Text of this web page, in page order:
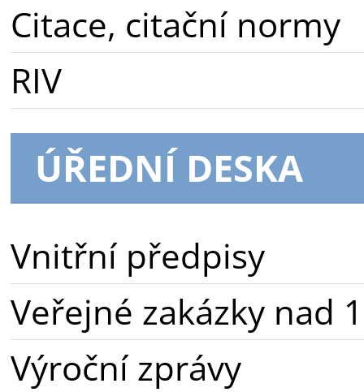
Citace, citační normy
RIV
ÚŘEDNÍ DESKA
Vnitřní předpisy
Veřejné zakázky nad
Výroční zprávy